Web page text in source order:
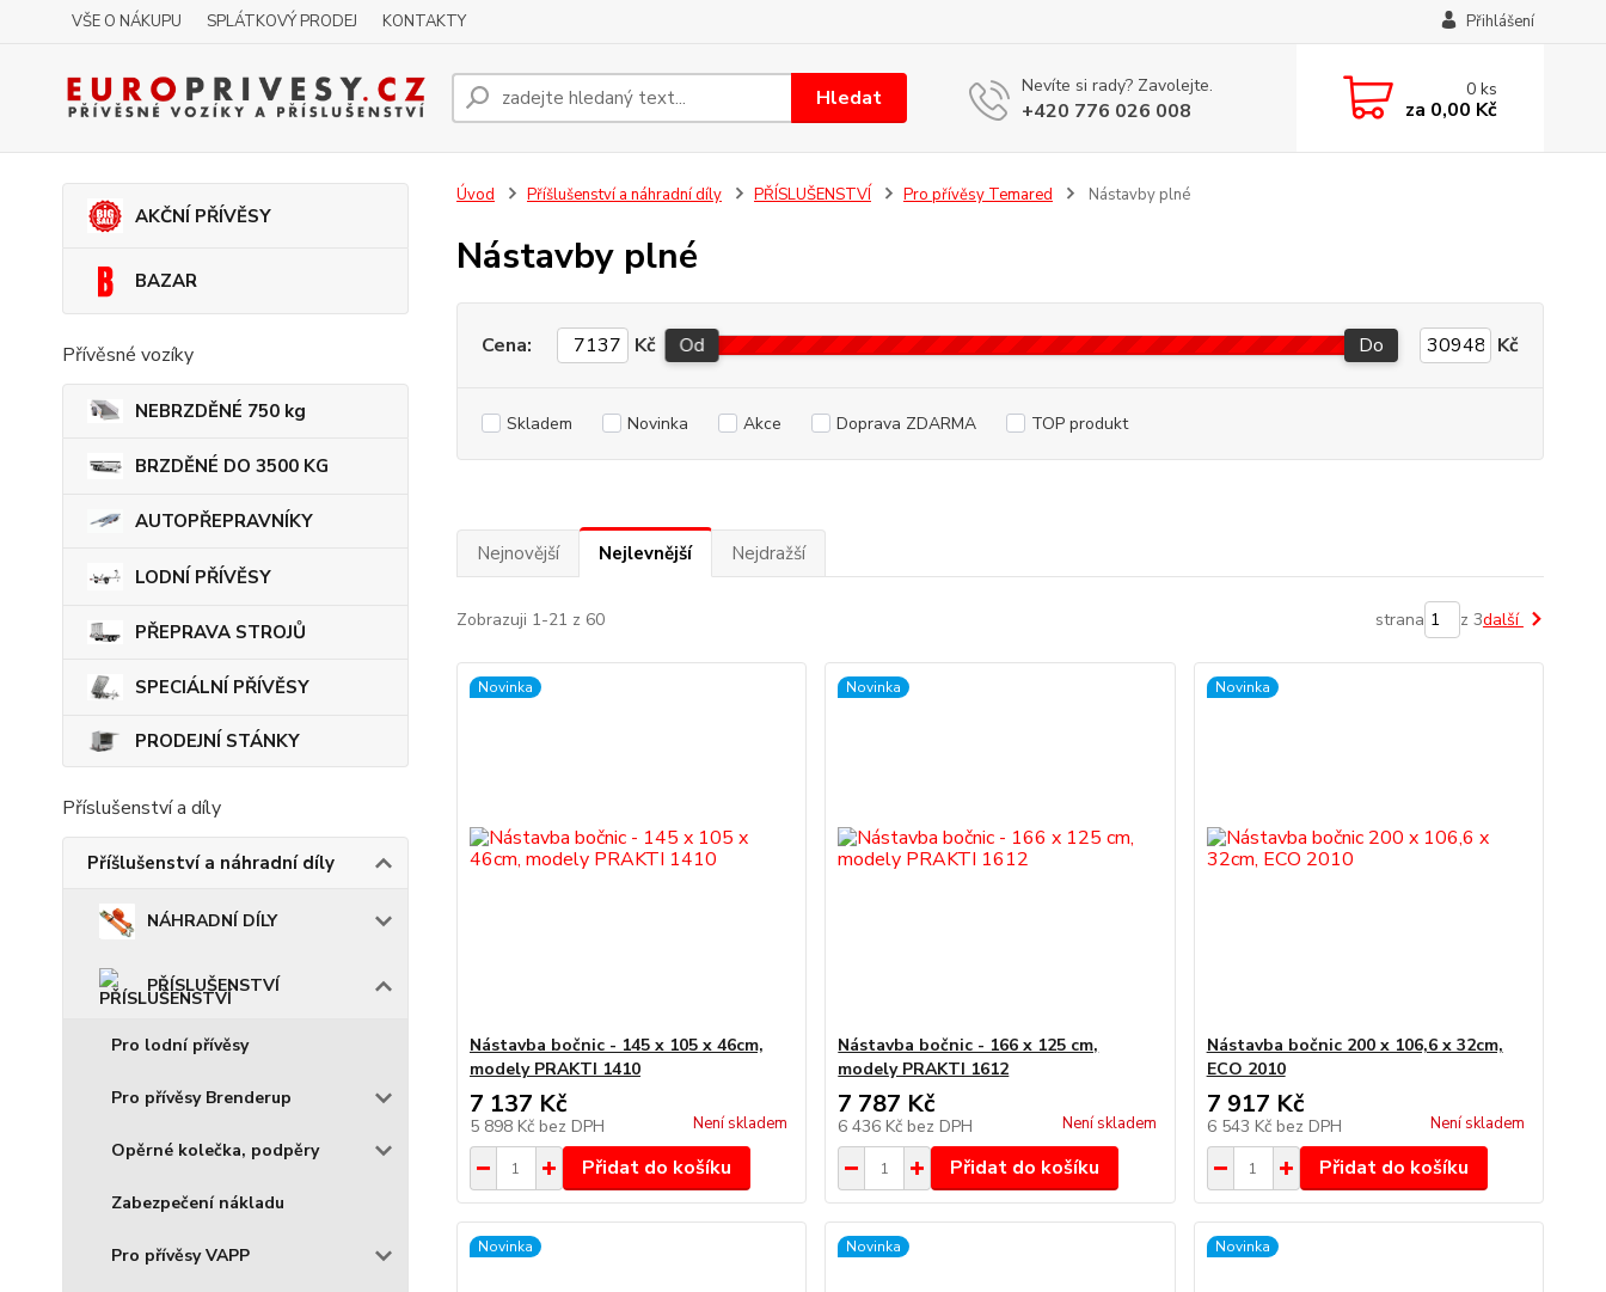
VŠE O NÁKUPU SPLÁTKOVÝ PRODEJ KONTAKTY Přihlášení
Hledat Nevíte si rady? Zavolejte.
+420 776 026 008
0ks
za 0,00 Kč
AKČNÍ PŘÍVĚSY
BAZAR
Přívěsné vozíky
NEBRZDĚNÉ 750 kg
BRZDĚNÉ DO 3500 KG
AUTOPŘEPRAVNÍKY
LODNÍ PŘÍVĚSY
PŘEPRAVA STROJŮ
SPECIÁLNÍ PŘÍVĚSY
PRODEJNÍ STÁNKY
Příslušenství a díly
Příšlušenství a náhradní díly
NÁHRADNÍ DÍLY
PŘÍSLUŠENSTVÍ
Pro lodní přívěsy
Pro přívěsy Brenderup
Opěrné kolečka, podpěry
Zabezpečení nákladu
Pro přívěsy VAPP
Úvod Příšlušenství a náhradní díly PŘÍSLUŠENSTVÍ Pro přívěsy Temared Nástavby plné
Nástavby plné
Cena: Kč Od Do Kč
Skladem Novinka Akce Doprava ZDARMA TOP produkt
Nejnovější Nejlevnější Nejdražší
Zobrazuji 1-21 z 60 strana z 3další
Novinka
Nástavba bočnic - 145 x 105 x 46cm,
modely PRAKTI 1410
7 137 Kč
5 898 Kč bez DPH Není skladem
Přidat do košíku
Novinka
Nástavba bočnic - 166 x 125 cm,
modely PRAKTI 1612
7 787 Kč
6 436 Kč bez DPH Není skladem
Přidat do košíku
Novinka
Nástavba bočnic 200 x 106,6 x 32cm,
ECO 2010
7 917 Kč
6 543 Kč bez DPH Není skladem
Přidat do košíku
Novinka Novinka Novinka